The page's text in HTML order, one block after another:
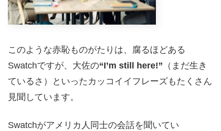
このような赤恥ものがたりは、腐るほどある
Swatchですが、大佐の“I’m still here!” （まだ生き
ているさ）といったカッコイイフレーズもたくさん
見聞しています。
Swatchがアメリカ人同士の会話を聞いてい